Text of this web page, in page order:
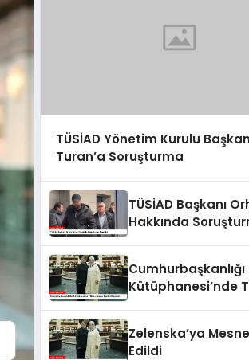
TÜSİAD Yönetim Kurulu
Turan’a Soruşturma
TÜSİAD Başkanı
Hakkında
Kütüphanesi’nde
Zelenska’ya
Edildi